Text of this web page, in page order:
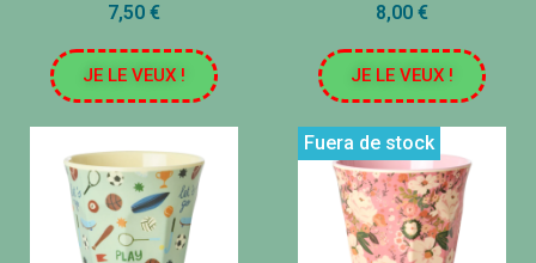
7,50 €
JE LE VEUX !
8,00 €
JE LE VEUX !
Fuera de stock